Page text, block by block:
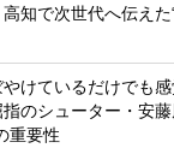
知で次世代へ伝えた
やけているだけでも
指のシューター・安藤
重要性